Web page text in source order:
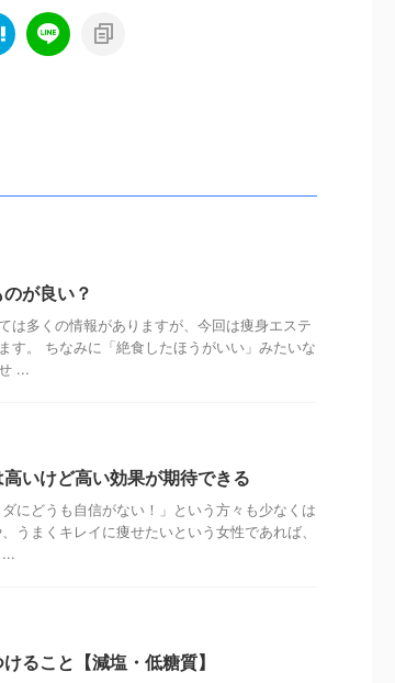
が良い？
は多くの情報がありますが、今回は痩身エステ
す。 ちなみに「絶食したほうがいい」みたいな
...
いけど高い効果が期待できる
にどうも自信がない！」という方々も少なくは
うまくキレイに痩せたいという女性であれば、
ること【減塩・低糖質】